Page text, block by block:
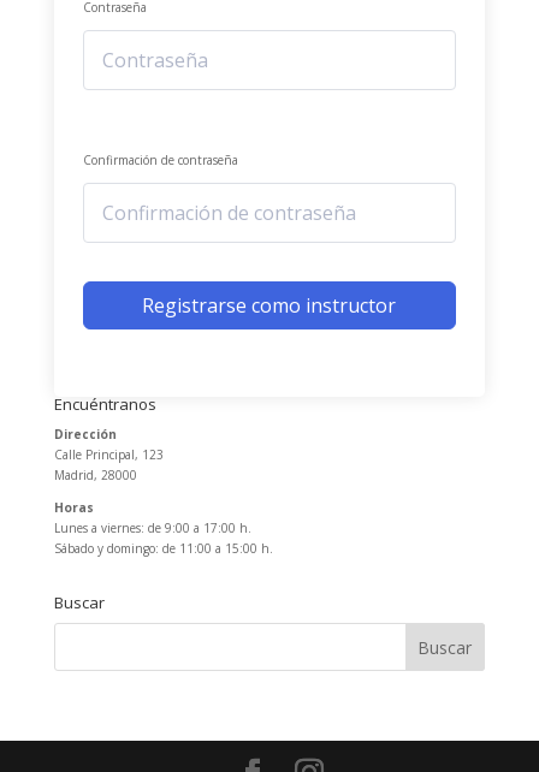
Contraseña
Confirmación de contraseña
Registrarse como instructor
Encuéntranos
Dirección
Calle Principal, 123
Madrid, 28000
Horas
Lunes a viernes: de 9:00 a 17:00 h.
Sábado y domingo: de 11:00 a 15:00 h.
Buscar